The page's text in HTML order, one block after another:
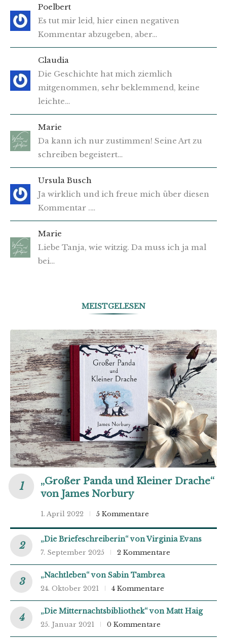
Poelbert
Es tut mir leid, hier einen negativen
Kommentar abzugeben, aber…
Claudia
Die Geschichte hat mich ziemlich
mitgenommen, sehr beklemmend, keine
leichte…
Marie
Da kann ich nur zustimmen! Seine Art zu
schreiben begeistert…
Ursula Busch
Ja wirklich und ich freue mich über diesen
Kommentar .…
Marie
Liebe Tanja, wie witzig. Da muss ich ja mal
bei…
MEISTGELESEN
„Großer Panda und Kleiner Drache“
von James Norbury
1. April 2022 5 Kommentare
„Die Briefeschreiberin“ von Virginia Evans
7. September 2025 2 Kommentare
„Nachtleben“ von Sabin Tambrea
24. Oktober 2021 4 Kommentare
„Die Mitternachtsbibliothek“ von Matt Haig
25. Januar 2021 0 Kommentare